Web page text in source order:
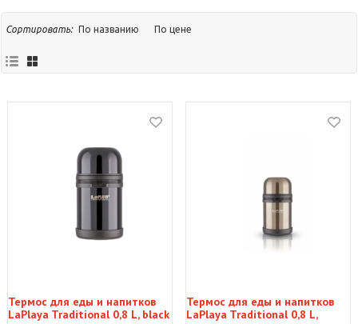
Сортировать: По названию По цене
Термос для еды и напитков
LaPlaya Traditional 0,8 L, black
Термос для еды и напитков
LaPlaya Traditional 0,8 L,